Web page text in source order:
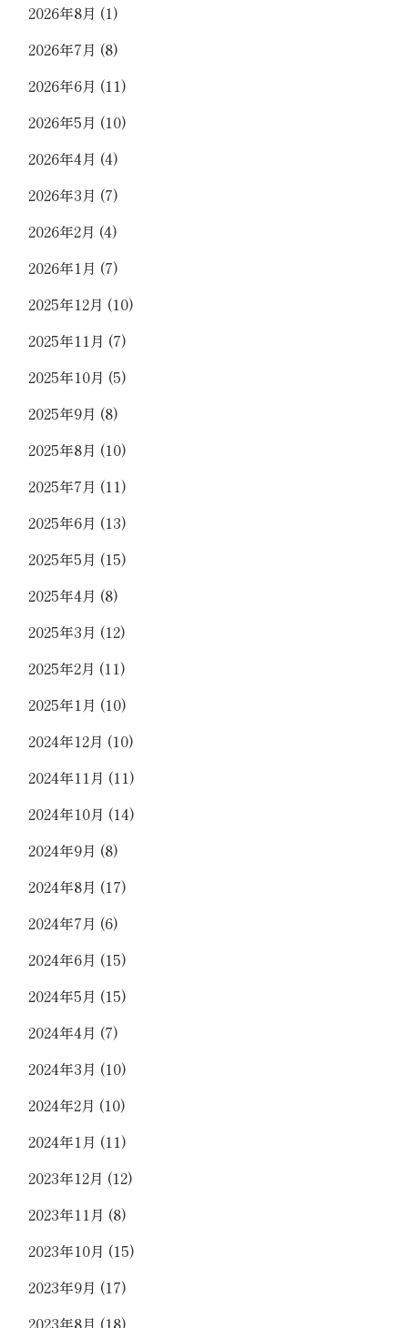
2026年8月 (1)
2026年7月 (8)
2026年6月 (11)
2026年5月 (10)
2026年4月 (4)
2026年3月 (7)
2026年2月 (4)
2026年1月 (7)
2025年12月 (10)
2025年11月 (7)
2025年10月 (5)
2025年9月 (8)
2025年8月 (10)
2025年7月 (11)
2025年6月 (13)
2025年5月 (15)
2025年4月 (8)
2025年3月 (12)
2025年2月 (11)
2025年1月 (10)
2024年12月 (10)
2024年11月 (11)
2024年10月 (14)
2024年9月 (8)
2024年8月 (17)
2024年7月 (6)
2024年6月 (15)
2024年5月 (15)
2024年4月 (7)
2024年3月 (10)
2024年2月 (10)
2024年1月 (11)
2023年12月 (12)
2023年11月 (8)
2023年10月 (15)
2023年9月 (17)
2023年8月 (18)